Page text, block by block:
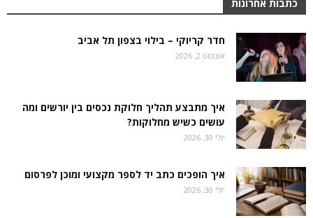
כתבות אחרונות
חדר קריוקי – בילוי בצפון תל אביב
אוגוסט 2, 2026
איך מתבצע תהליך חלוקת נכסים בין יורשים ומה
עושים כשיש מחלוקות?
יולי 30, 2026
איך הופכים כתב יד לספר מקצועי ומוכן לפרסום
יולי 30, 2026